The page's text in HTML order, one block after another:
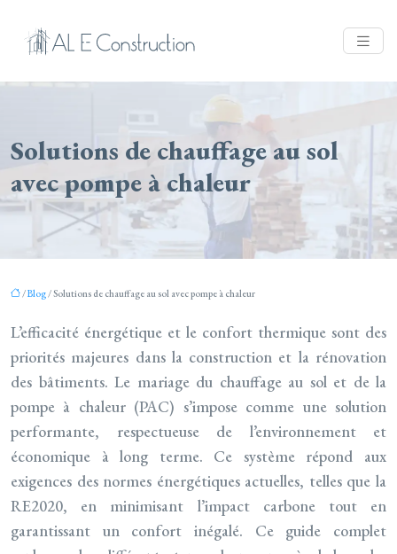
Solutions de chauffage au sol
avec pompe à chaleur
/Blog/ Solutions de chauffage au sol avec pompe à chaleur
L’efficacité énergétique et le confort thermique sont des
priorités majeures dans la construction et la rénovation
des bâtiments. Le mariage du chauffage au sol et de la
pompe à chaleur (PAC) s’impose comme une solution
performante, respectueuse de l’environnement et
économique à long terme. Ce système répond aux
exigences des normes énergétiques actuelles, telles que la
RE2020, en minimisant l’impact carbone tout en
garantissant un confort inégalé. Ce guide complet